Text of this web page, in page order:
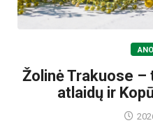
Žolinė Trakuose
atlaidų ir